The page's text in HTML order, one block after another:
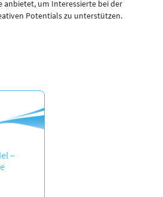
anbietet, um Interessierte bei der
Potentials zu unterstützen.
–